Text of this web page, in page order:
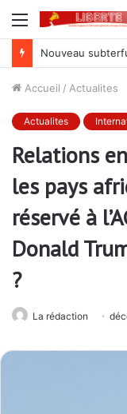
Menu
Accueil / Actualites
Actualites
Relations
les pays
réservé à
Donald
?
La rédaction